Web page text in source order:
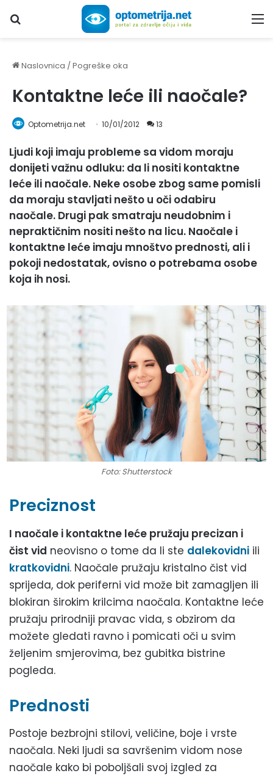
Upiši traženi pojam...
Naslovnica /Pogreške oka
Kontaktne leće ili naočale?
Optometrija.net 10/01/2012 13
Ljudi koji imaju probleme sa vidom moraju
donijeti važnu odluku: da li nositi kontaktne
leće ili naočale. Neke osobe zbog same pomisli
da moraju stavljati nešto u oči odabiru
naočale. Drugi pak smatraju neudobnim i
nepraktičnim nositi nešto na licu. Naočale i
kontaktne leće imaju mnoštvo prednosti, ali i
pokoji nedostatak, ovisno o potrebama osobe
koja ih nosi.
Foto: Shutterstock
Preciznost
I naočale i kontaktne leće pružaju precizan i
čist vid neovisno o tome da li ste dalekovidni ili
kratkovidni. Naočale pružaju kristalno čist vid
sprijeda, dok periferni vid može bit zamagljen ili
blokiran širokim krilcima naočala. Kontaktne leće
pružaju prirodniji pravac vida, s obzirom da
možete gledati ravno i pomicati oči u svim
željenim smjerovima, bez gubitka bistrine
pogleda.
Prednosti
Postoje bezbrojni stilovi, veličine, boje i vrste
naočala. Neki ljudi sa savršenim vidom nose
naočale kako bi poboljšali svoj izgled za